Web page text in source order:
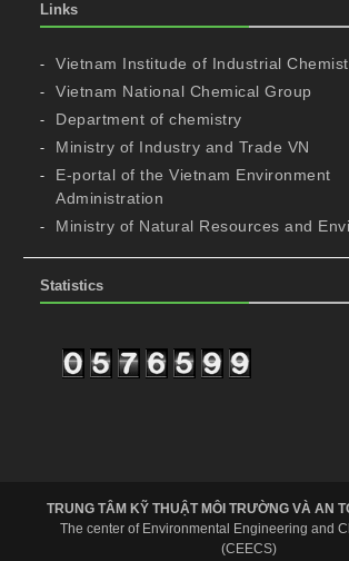
Links
Vietnam Institude of Industrial
Vietnam National Chemical Group
Department of chemistry
Ministry of Industry and Trade VN
E-portal of the Vietnam Environment
Administration
Ministry of Natural Resources and
Statistics
TRUNG TÂM KỸ THUẬT MÔI TRƯỜNG VÀ AN
The center of Environmental Engineering and
(CEECS)